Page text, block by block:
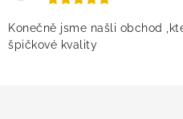
Konečně jsme našli obchod
špičkové kvality